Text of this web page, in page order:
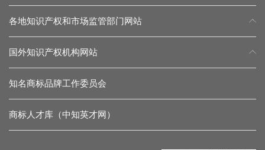
各地知识产权和市场监管部门网站
国外知识产权机构网站
知名商标品牌工作委员会
商标人才库（中知英才网）